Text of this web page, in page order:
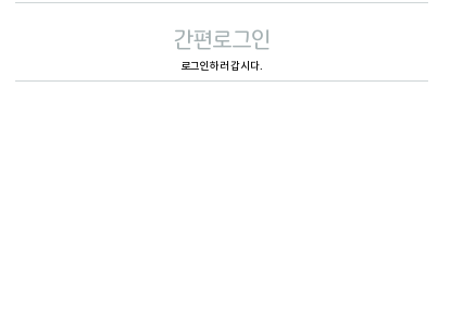
간편로그인
로그인하러 갑시다.